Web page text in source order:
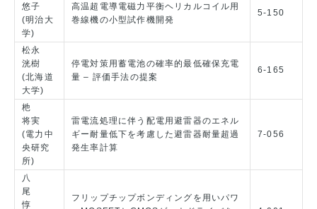
悠子
(明治大
学)
高温超電導電磁力平衡ヘリカルコイル用
巻線機の小型試作機開発
5-150
松永
洸樹
(北海道
大学)
停電対策用蓄電池の確率的最低確保充電
量 – 評価手法の提案
6-165
杝
将実
(電力中
央研究
所)
雷電流処理に伴う配電用避雷器のエネル
ギー耐量低下を考慮した避雷器耐量超過
発生率計算
7-056
八
尾
惇
フリップチップボンディングを用いパワ